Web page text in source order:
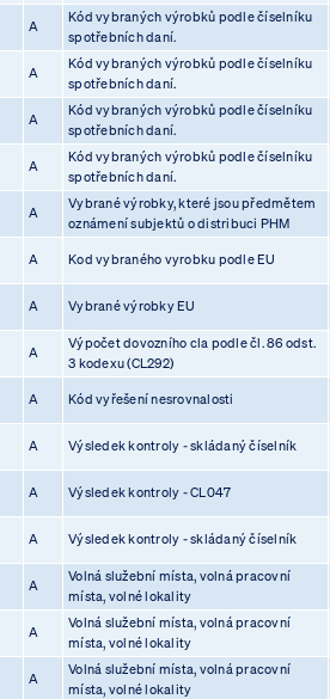
A
Kód vybraných výrobků podle číselníku
spotřebních daní.
A
Kód vybraných výrobků podle číselníku
spotřebních daní.
A
Kód vybraných výrobků podle číselníku
spotřebních daní.
A
Kód vybraných výrobků podle číselníku
spotřebních daní.
A
Vybrané výrobky, které jsou předmětem
oznámení subjektů o distribuci PHM
A Kod vybraného vyrobku podle EU
A Vybrané výrobky EU
A
Výpočet dovozního cla podle čl. 86 odst.
3 kodexu (CL292)
A Kód vyřešení nesrovnalosti
A Výsledek kontroly - skládaný číselník
A Výsledek kontroly - CL047
A Výsledek kontroly - skládaný číselník
A
Volná služební místa, volná pracovní
místa, volné lokality
A
Volná služební místa, volná pracovní
místa, volné lokality
A
Volná služební místa, volná pracovní
místa, volné lokality